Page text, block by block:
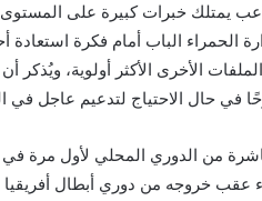
يمتلك خبرات كبيرة على
الحمراء الباب أمام فكرة
الأخرى الأكثر أولوية، ويُذكر
حال الاحتياج لتدعيم عاجل في
من الدوري المحلي لأول مرة في
المشاركة في الكونفدرالية خلال نسختي 2014 و2015، لكن ذلك